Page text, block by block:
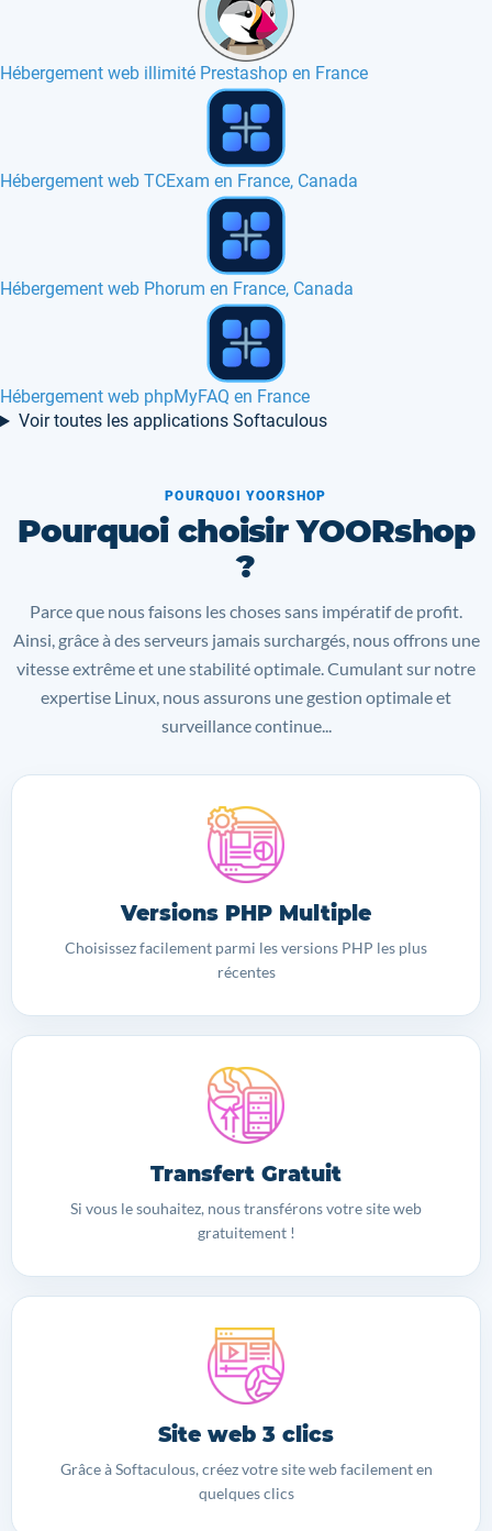
Hébergement web illimité Prestashop en France
Hébergement web SiteCake en France, Belgique, Europe
Hébergement web PmWiki en France
Hébergement web ClientExec en France, Canada
Voir toutes les applications Softaculous
POURQUOI YOORSHOP
Pourquoi choisir YOORshop
?
Parce que nous faisons les choses sans impératif de profit.
Ainsi, grâce à des serveurs jamais surchargés, nous offrons une
vitesse extrême et une stabilité optimale. Cumulant sur notre
expertise Linux, nous assurons une gestion optimale et
surveillance continue...
Versions PHP Multiple
Choisissez facilement parmi les versions PHP les plus
récentes
Transfert Gratuit
Si vous le souhaitez, nous transférons votre site web
gratuitement !
Site web 3 clics
Grâce à Softaculous, créez votre site web facilement en
quelques clics